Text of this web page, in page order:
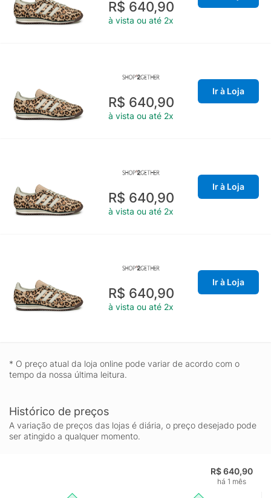
R$ 640,90
à vista ou até 2x
R$ 640,90
à vista ou até 2x
Ir à Loja
R$ 640,90
à vista ou até 2x
Ir à Loja
R$ 640,90
à vista ou até 2x
Ir à Loja
* O preço atual da loja online pode variar de acordo com o
tempo da nossa última leitura.
Histórico de preços
A variação de preços das lojas é diária, o preço desejado pode
ser atingido a qualquer momento.
R$ 640,90
há 1 mês